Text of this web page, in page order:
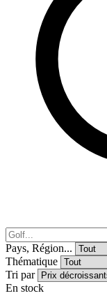
Pays, Région...
Thématique
Tri par
En stock